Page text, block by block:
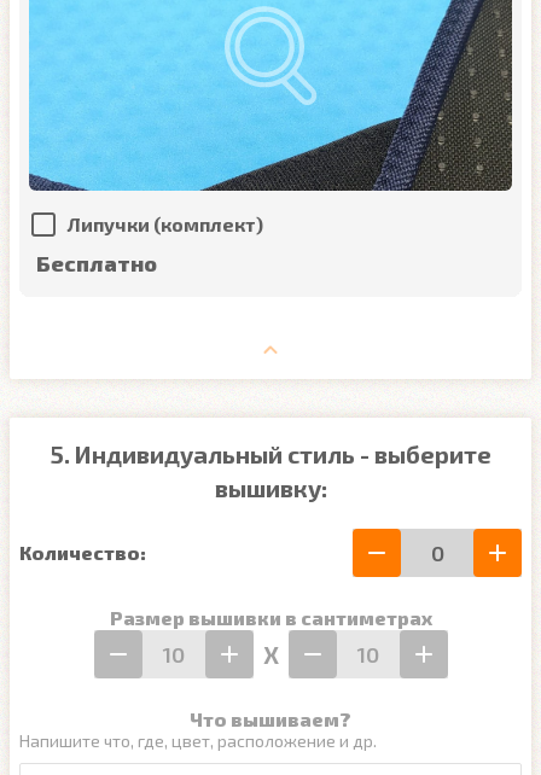
Липучки (комплект)
Бесплатно
5. Индивидуальный стиль - выберите
вышивку:
Количество:
Размер вышивки в сантиметрах
Х
Что вышиваем?
Напишите что, где, цвет, расположение и др.